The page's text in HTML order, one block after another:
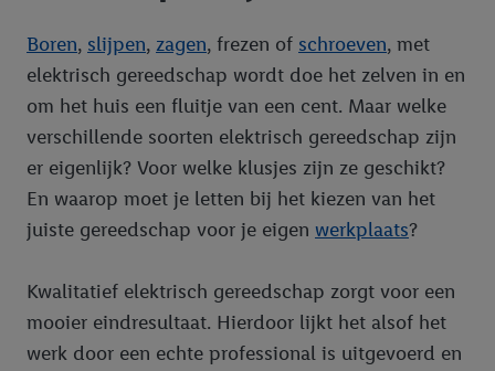
Boren, slijpen, zagen, frezen of schroeven, met
elektrisch gereedschap wordt doe het zelven in en
om het huis een fluitje van een cent. Maar welke
verschillende soorten elektrisch gereedschap zijn
er eigenlijk? Voor welke klusjes zijn ze geschikt?
En waarop moet je letten bij het kiezen van het
juiste gereedschap voor je eigen werkplaats?
Kwalitatief elektrisch gereedschap zorgt voor een
mooier eindresultaat. Hierdoor lijkt het alsof het
werk door een echte professional is uitgevoerd en